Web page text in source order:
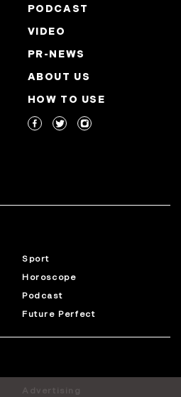
PODCAST
VIDEO
PR-NEWS
ABOUT US
HOW TO USE
Sport
Horoscope
Podcast
Future Perfect
Advertising